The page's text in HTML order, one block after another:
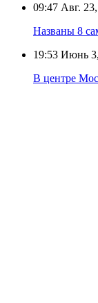
09:47 Авг.
Названы 8
19:53 Июнь
В центре